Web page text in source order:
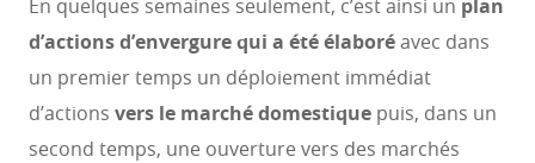
En quelques semaines seulement, c’est ainsi un plan
d’actions d’envergure qui a été élaboréavec dans
un premier temps un déploiement immédiat
d’actions vers le marché domestique puis, dans un
second temps, une ouverture vers des marchés